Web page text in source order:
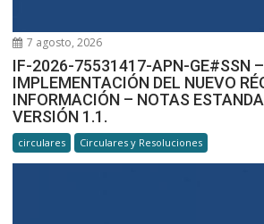
7 agosto, 2026
IF-2026-75531417-APN-GE#SSN –
IMPLEMENTACIÓN DEL NUEVO
INFORMACIÓN – NOTAS
VERSIÓN 1.1.
circulares Circulares y Resoluciones